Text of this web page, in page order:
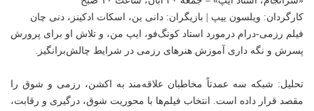
کارگردان: ویلسون ییپ | بازیگران: دانی ین، اسکات ادکینز، دنی چان
فیلم رزمی-درام درمورد استاد کونگ‌فو، ایپ من، و تلاش او برای پرورش
پسرش و نگه داری آموزش هنرهای رزمی در شرایط چالش‌برانگیز.
تحلیل: شبکه سه عمدتاً مخاطبان علاقه‌مند به اکشن، رزمی و شوق را
مقصد قرار داده است. انتخاب فیلم‌ها با محوریت شوق، درگیری و رقابت،